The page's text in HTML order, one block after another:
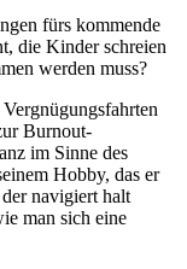
fürs kommende
die Kinder schreien
werden muss?
Burnout-
im Sinne des
Hobby, das er
navigiert halt
man sich eine